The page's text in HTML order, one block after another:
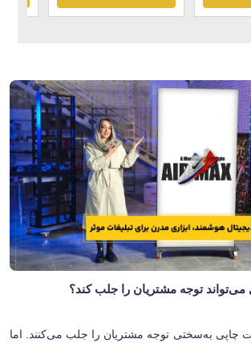
می‌تواند توجه مشتریان را جلب کند؟
چاپی به‌سختی توجه مشتریان را جلب می‌کنند. اما